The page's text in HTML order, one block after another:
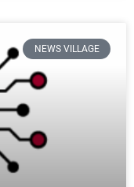
NEWS VILLAGE